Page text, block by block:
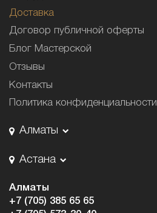
Доставка
Договор публичной оферты
Блог Мастерской
Отзывы
Контакты
Политика конфиденциальности
Алматы
Астана
Алматы
+7 (705) 385 65 65